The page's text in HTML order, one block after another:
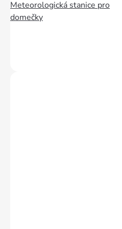
Meteorologická stanice pro
domečky